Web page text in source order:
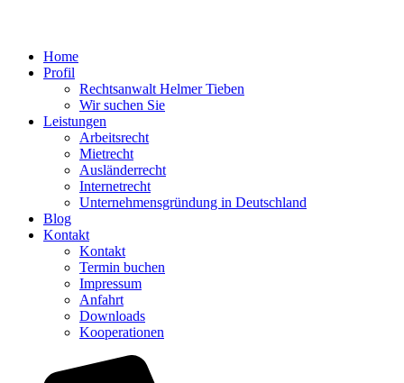
Home
Profil
Rechtsanwalt Helmer Tieben
Wir suchen Sie
Leistungen
Arbeitsrecht
Mietrecht
Ausländerrecht
Internetrecht
Unternehmensgründung in Deutschland
Blog
Kontakt
Kontakt
Termin buchen
Impressum
Anfahrt
Downloads
Kooperationen